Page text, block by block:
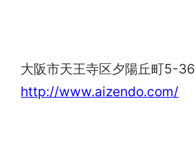
大阪市天王寺区夕陽丘町5-36
http://www.aizendo.com/